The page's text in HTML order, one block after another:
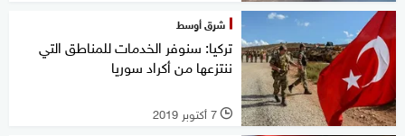
شرق أوسط
تركيا: سنوفر الخدمات للمناطق التي
ننتزعها من أكراد سوريا
l 7 أكتوبر 2019